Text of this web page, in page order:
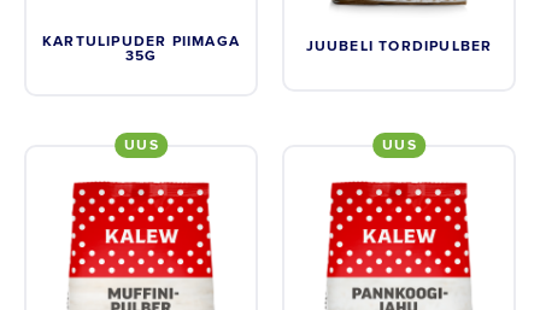
KARTULIPUDER PIIMAGA
35G
JUUBELI TORDIPULBER
UUS UUS